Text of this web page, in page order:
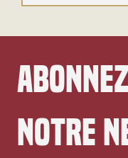
Le futur du MCU
notre